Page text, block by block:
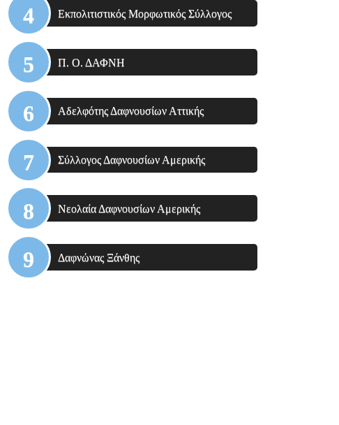
Εκπολιτιστικός Μορφωτικός Σύλλογος
Π. Ο. ΔΑΦΝΗ
Αδελφότης Δαφνουσίων Αττικής
Σύλλογος Δαφνουσίων Αμερικής
Νεολαία Δαφνουσίων Αμερικής
Δαφνώνας Ξάνθης